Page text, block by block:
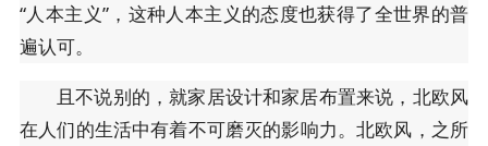
“人本主义”，这种人本主义的态度也获得了全世界的普
遍认可。
且不说别的，就家居设计和家居布置来说，北欧风
在人们的生活中有着不可磨灭的影响力。北欧风，之所